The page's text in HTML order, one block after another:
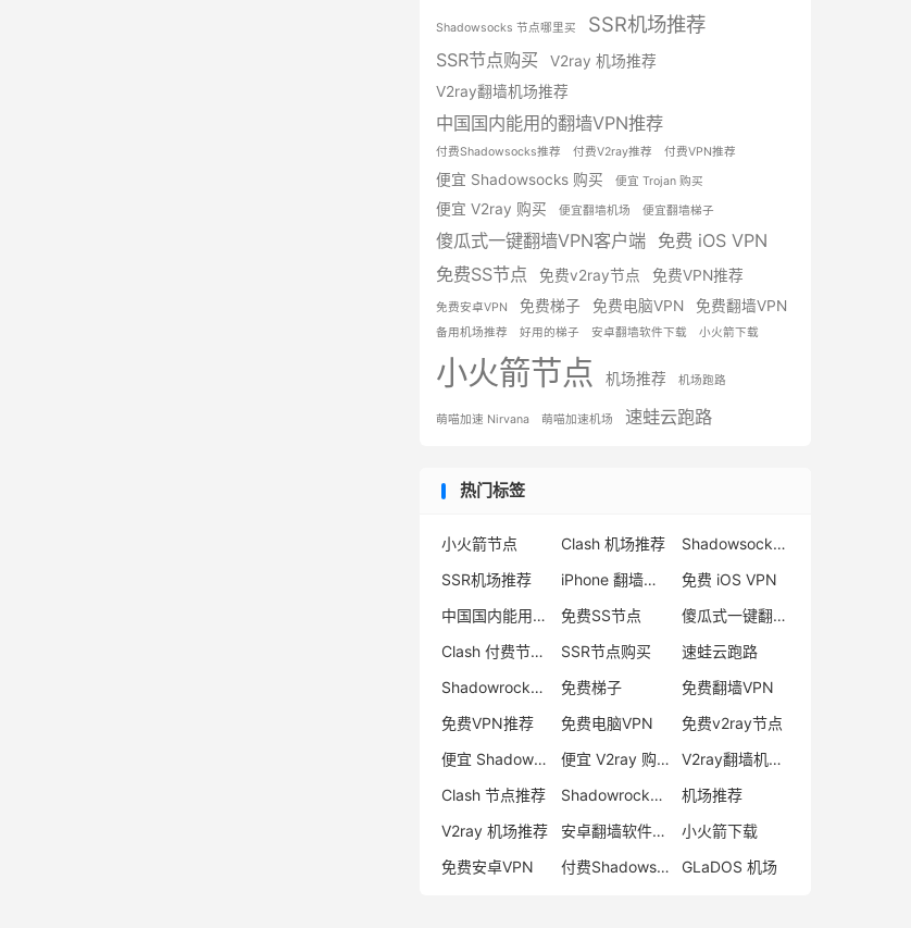
Shadowsocks 节点哪里买 SSR机场推荐
SSR节点购买
V2ray 机场推荐
V2ray翻墙机场推荐
中国国内能用的翻墙VPN推荐
付费Shadowsocks推荐 付费V2ray推荐 付费VPN推荐
便宜 Shadowsocks 购买 便宜 Trojan 购买
便宜 V2ray 购买 便宜翻墙机场 便宜翻墙梯子
傻瓜式一键翻墙VPN客户端 免费 iOS VPN
免费SS节点
免费v2ray节点 免费VPN推荐
免费安卓VPN 免费梯子 免费电脑VPN 免费翻墙VPN
备用机场推荐 好用的梯子 安卓翻墙软件下载 小火箭下载
小火箭节点 机场推荐 机场跑路
萌喵加速 Nirvana 萌喵加速机场 速蛙云跑路
热门标签
小火箭节点 Clash 机场推荐
Shadowsocks 付费节点
SSR机场推荐
iPhone 翻墙代理软件
免费 iOS VPN
中国国内能用的翻墙VPN推荐
免费SS节点
傻瓜式一键翻墙VPN客户端
Clash 付费节点购买
SSR节点购买
速蛙云跑路
Shadowrocket 地址
免费梯子
免费翻墙VPN
免费VPN推荐
免费电脑VPN
免费v2ray节点
便宜 Shadowsocks 购买
便宜 V2ray 购买
V2ray翻墙机场推荐
Clash 节点推荐
Shadowrocket 付费节点
机场推荐
V2ray 机场推荐
安卓翻墙软件下载
小火箭下载
免费安卓VPN
付费Shadowsocks推荐 GLaDOS 机场